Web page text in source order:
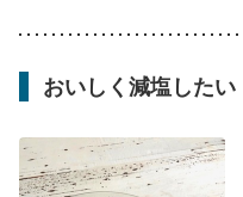
おいしく減塩したい